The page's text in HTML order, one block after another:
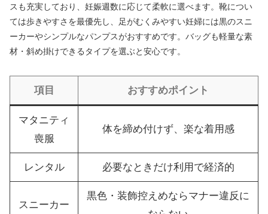
スも充実しており、妊娠週数に応じて柔軟に選べます。靴につい
ては歩きやすさを最優先し、足がむくみやすい妊婦には黒のスニ
ーカーやシンプルなパンプスがおすすめです。バッグも軽量な素
材・斜め掛けできるタイプを選ぶと安心です。
項目 おすすめポイント
マタニティ
喪服
体を締め付けず、楽な着用感
レンタル 必要なときだけ利用で経済的
スニーカー
黒色・装飾控えめならマナー違反に